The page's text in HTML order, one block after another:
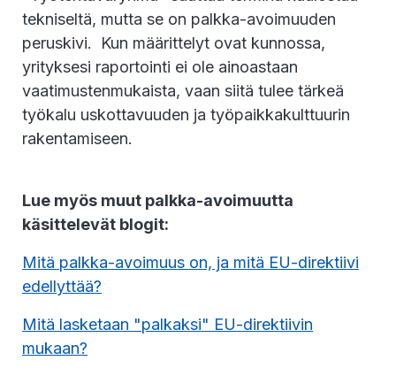
tekniseltä, mutta se on palkka-avoimuuden
peruskivi. Kun määrittelyt ovat kunnossa,
yrityksesi raportointi ei ole ainoastaan
vaatimustenmukaista, vaan siitä tulee tärkeä
työkalu uskottavuuden ja työpaikkakulttuurin
rakentamiseen.
Lue myös muut palkka-avoimuutta
käsittelevät blogit:
Mitä palkka-avoimuus on, ja mitä EU-direktiivi
edellyttää?
Mitä lasketaan "palkaksi" EU-direktiivin
mukaan?